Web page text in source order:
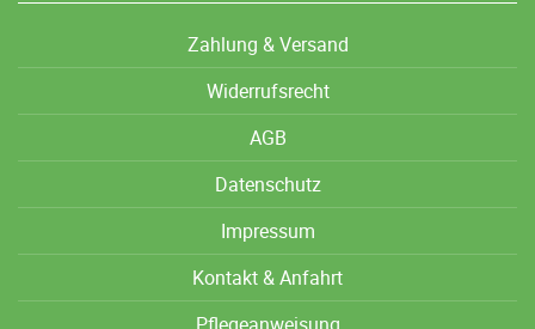
Zahlung & Versand
Widerrufsrecht
AGB
Datenschutz
Impressum
Kontakt & Anfahrt